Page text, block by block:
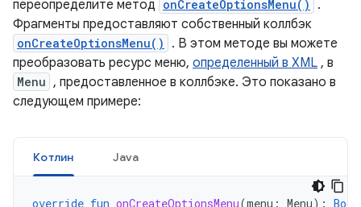
переопределите метод onCreateOptionsMenu()
.
Фрагменты предоставляют собственный коллбэк
onCreateOptionsMenu()
. В этом методе вы можете
преобразовать ресурс меню, определенный в XML , в
Menu , предоставленное в коллбэке. Это показано в
следующем примере:
Котлин Java
override fun onCreateOptionsMenu(menu : Menu):